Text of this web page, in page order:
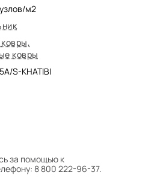
узлов/м2
,
ковры
S-KHATIBI
за помощью к
8 800 222-96-37.